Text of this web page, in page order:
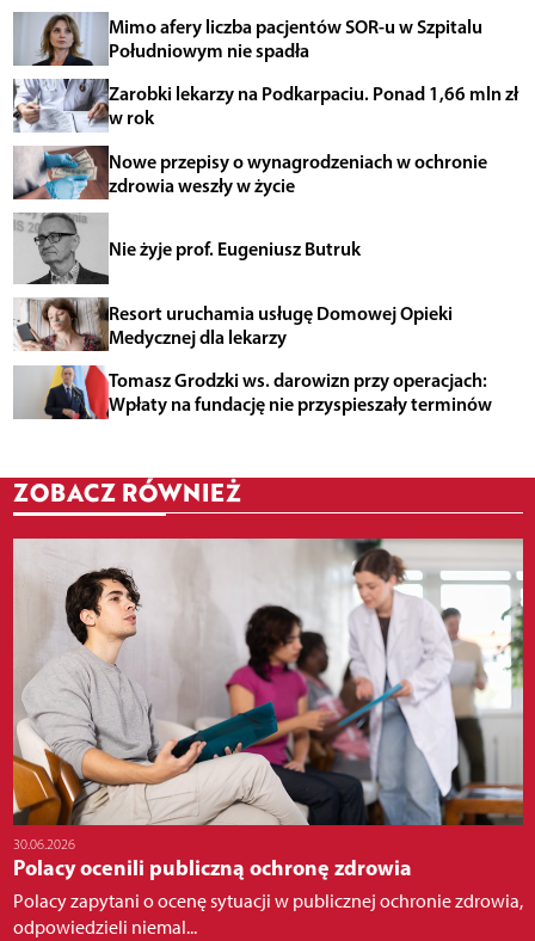
Mimo afery liczba pacjentów SOR-u w Szpitalu
Południowym nie spadła
Zarobki lekarzy na Podkarpaciu. Ponad 1,66 mln zł
w rok
Nowe przepisy o wynagrodzeniach w ochronie
zdrowia weszły w życie
Nie żyje prof. Eugeniusz Butruk
Resort uruchamia usługę Domowej Opieki
Medycznej dla lekarzy
Tomasz Grodzki ws. darowizn przy operacjach:
Wpłaty na fundację nie przyspieszały terminów
ZOBACZ RÓWNIEŻ
30.06.2026
Polacy ocenili publiczną ochronę zdrowia
Polacy zapytani o ocenę sytuacji w publicznej ochronie zdrowia,
odpowiedzieli niemal...